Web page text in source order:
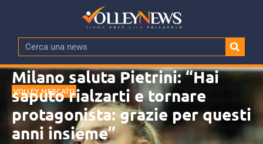
VOLLEY MERCATO
Milano saluta Pietrini: “Hai
saputo rialzarti e tornare
protagonista: grazie per questi
anni insieme”